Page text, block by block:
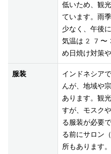
低いため、観
ています。雨
少なく、午後
気温は27〜
め日焼け対策
服装
インドネシア
んが、地域や
あります。観
すが、モスク
る服装が必要
る前にサロン
所もあります